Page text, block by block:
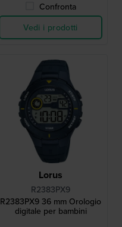
Confronta
Vedi i prodotti
Lorus
R2383PX9
R2383PX9 36 mm Orologio
digitale per bambini